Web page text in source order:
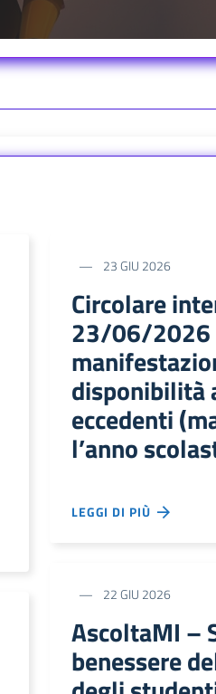
23 GIU 2026
Circolare
23/06/2026
disponibilità
eccedenti
l’anno
LEGGI DI PIÙ
22 GIU 2026
AscoltaMI –
benessere